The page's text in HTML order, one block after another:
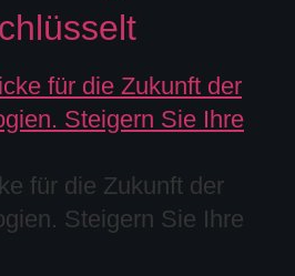
für die Zukunft der
Steigern Sie Ihre